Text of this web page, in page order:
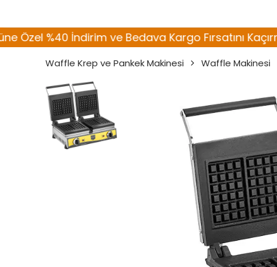
İndirim ve Bedava Kargo Fırsatını Kaçırmayın!
Waffle Krep ve Pankek Makinesi Waffle Makinesi